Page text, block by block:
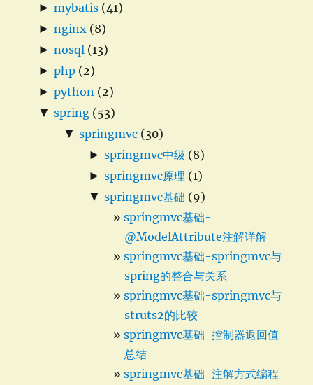
► mybatis (41)
► nginx (8)
► nosql (13)
► php (2)
► python (2)
▼ spring (53)
▼ springmvc (30)
► springmvc中级 (8)
► springmvc原理 (1)
▼ springmvc基础 (9)
springmvc基础-
@ModelAttribute注解详解
springmvc基础-springmvc与
spring的整合与关系
springmvc基础-springmvc与
struts2的比较
springmvc基础-控制器返回值
总结
springmvc基础-注解方式编程